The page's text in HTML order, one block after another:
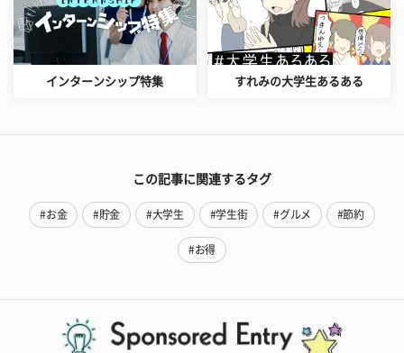
インターンシップ特集 すれみの大学生あるある
この記事に関連するタグ
#お金 #貯金 #大学生 #学生街 #グルメ #節約
#お得